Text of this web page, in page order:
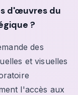
d'œuvres du
?
des
et visuelles
l'accès aux